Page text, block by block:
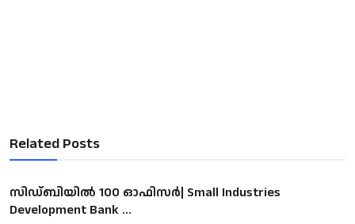
Related Posts
സിഡ്ബിയിൽ 100 ഓഫിസർ| Small Industries
Development Bank ...